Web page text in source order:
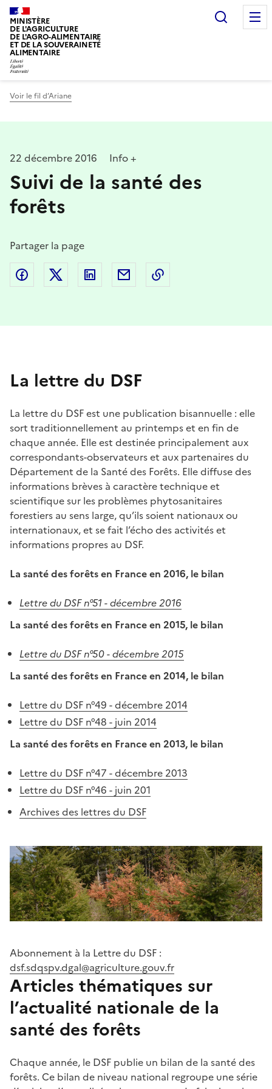
MINISTÈRE
DE L'AGRICULTURE
DE L'AGRO-ALIMENTAIRE
ET DE LA SOUVERAINETÉ
ALIMENTAIRE
Voir le fil d’Ariane
22 décembre 2016 Info +
Suivi de la santé des
forêts
Partager la page
Partager sur Facebook
Partager sur Twitter
Partager sur LinkedIn
Partager par email
La lettre du DSF
La lettre du DSF est une publication bisannuelle : elle
sort traditionnellement au printemps et en fin de
chaque année. Elle est destinée principalement aux
correspondants-observateurs et aux partenaires du
Département de la Santé des Forêts. Elle diffuse des
informations brèves à caractère technique et
scientifique sur les problèmes phytosanitaires
forestiers au sens large, qu’ils soient nationaux ou
internationaux, et se fait l’écho des activités et
informations propres au DSF.
La santé des forêts en France en 2016, le bilan
Lettre du DSF n°51 - décembre 2016
La santé des forêts en France en 2015, le bilan
Lettre du DSF n°50 - décembre 2015
La santé des forêts en France en 2014, le bilan
Lettre du DSF n°49 - décembre 2014
Lettre du DSF n°48 - juin 2014
La santé des forêts en France en 2013, le bilan
Lettre du DSF n°47 - décembre 2013
Lettre du DSF n°46 - juin 201
Archives des lettres du DSF
Abonnement à la Lettre du DSF :
dsf.sdqspv.dgal@agriculture.gouv.fr
Articles thématiques sur
l’actualité nationale de la
santé des forêts
Chaque année, le DSF publie un bilan de la santé des
forêts. Ce bilan de niveau national regroupe une série